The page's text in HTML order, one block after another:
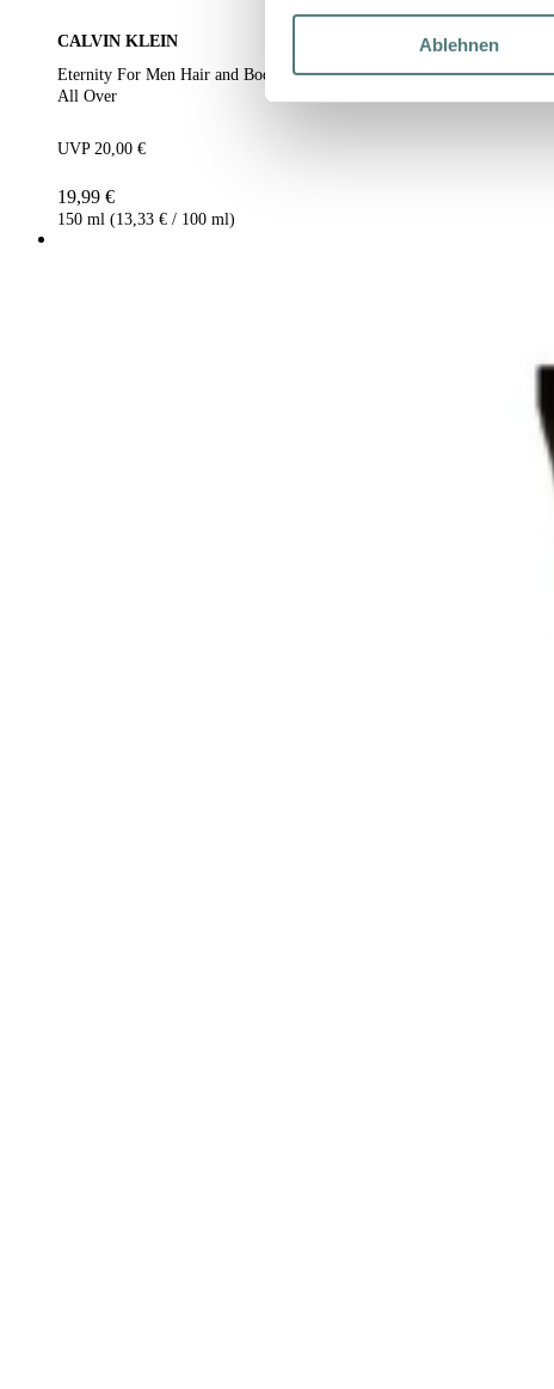
Ablehnen
CALVIN KLEIN
Eternity For Men Hair and Body Wash
All Over
UVP 20,00 €
19,99 €
150 ml (13,33 € / 100 ml)